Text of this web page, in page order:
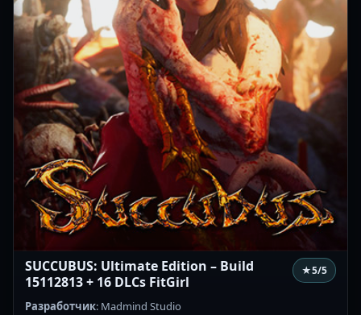
SUCCUBUS: Ultimate Edition – Build
15112813 + 16 DLCs FitGirl
★5/5
Разработчик: Madmind Studio